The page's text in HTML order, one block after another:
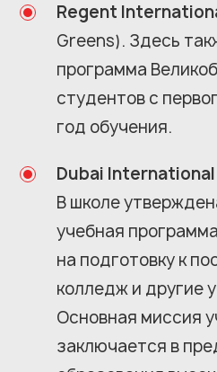
Regent
Greens). Здесь
программа
студентов с
год обучения.
Dubai
В школе
учебная
на подготовку к
колледж и другие
Основная миссия
заключается в